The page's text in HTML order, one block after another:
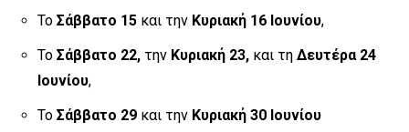
Το Σάββατο 15 και την Κυριακή 16 Ιουνίου,
Το Σάββατο 22, την Κυριακή 23, και τη Δευτέρα 24
Ιουνίου,
Το Σάββατο 29 και την Κυριακή 30 Ιουνίου